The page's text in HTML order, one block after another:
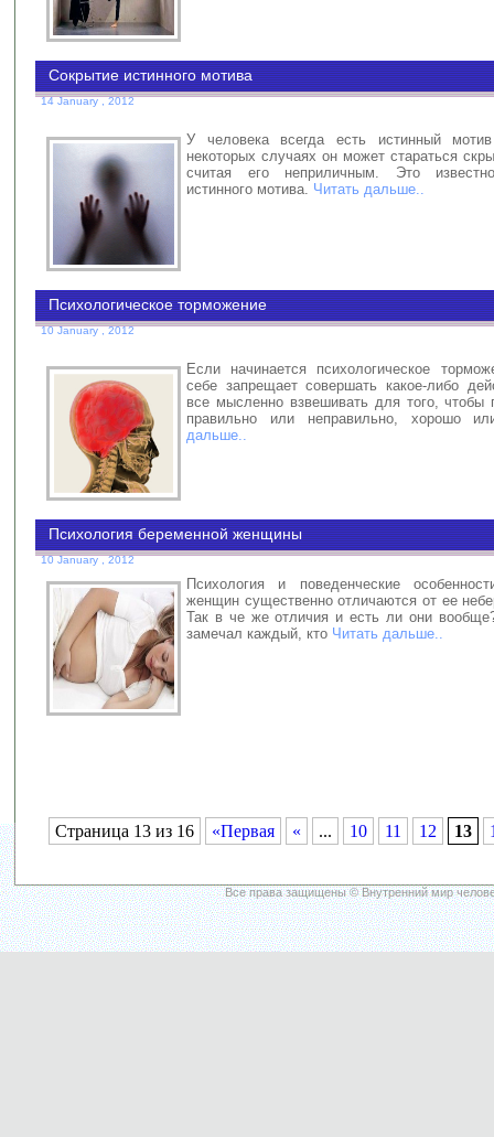
Сокрытие истинного мотива
14 January , 2012
У человека всегда есть истинный
некоторых случаях он может стараться
считая его неприличным. Это
истинного мотива. Читать дальше..
Психологическое торможение
10 January , 2012
Если начинается психологическое
себе запрещает совершать какое-либо
все мысленно взвешивать для того, чтобы
правильно или неправильно, хорошо
дальше..
Психология беременной женщины
10 January , 2012
Психология и поведенческие
женщин существенно отличаются от ее
Так в че же отличия и есть ли они
замечал каждый, кто Читать дальше..
Страница 13 из 16 «Первая « ... 10 11 12 13
Все права защищены © Внутренний мир